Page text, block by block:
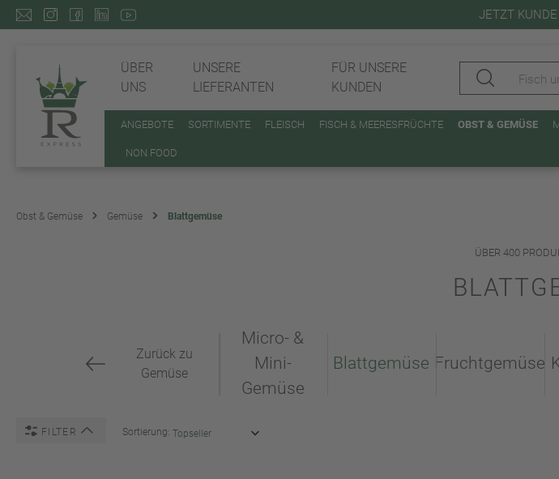
JETZT
ÜBER
UNS
UNSERE
LIEFERANTEN
FÜR UNSERE
KUNDEN
ANGEBOTE SORTIMENTE FLEISCH FISCH & MEERESFRÜCHTE OBST & GEMÜSE
NON FOOD
Obst & Gemüse Gemüse Blattgemüse
ÜBER 400
Zurück zu
Gemüse
Micro- &
Mini-
Gemüse
Blattgemüse Fruchtgemüse
FILTER Sortierung: